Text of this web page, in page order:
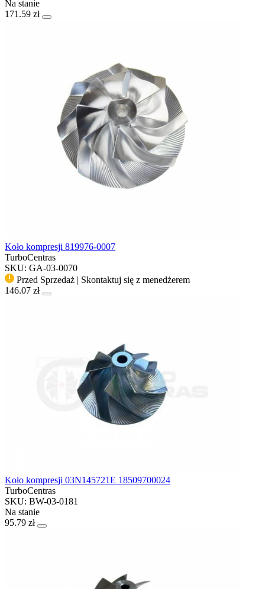
Na stanie
171.59 zł
Koło kompresji 819976-0007
TurboCentras
SKU: GA-03-0070
Przed Sprzedaż | Skontaktuj się z menedżerem
146.07 zł
Koło kompresji 03N145721E 18509700024
TurboCentras
SKU: BW-03-0181
Na stanie
95.79 zł